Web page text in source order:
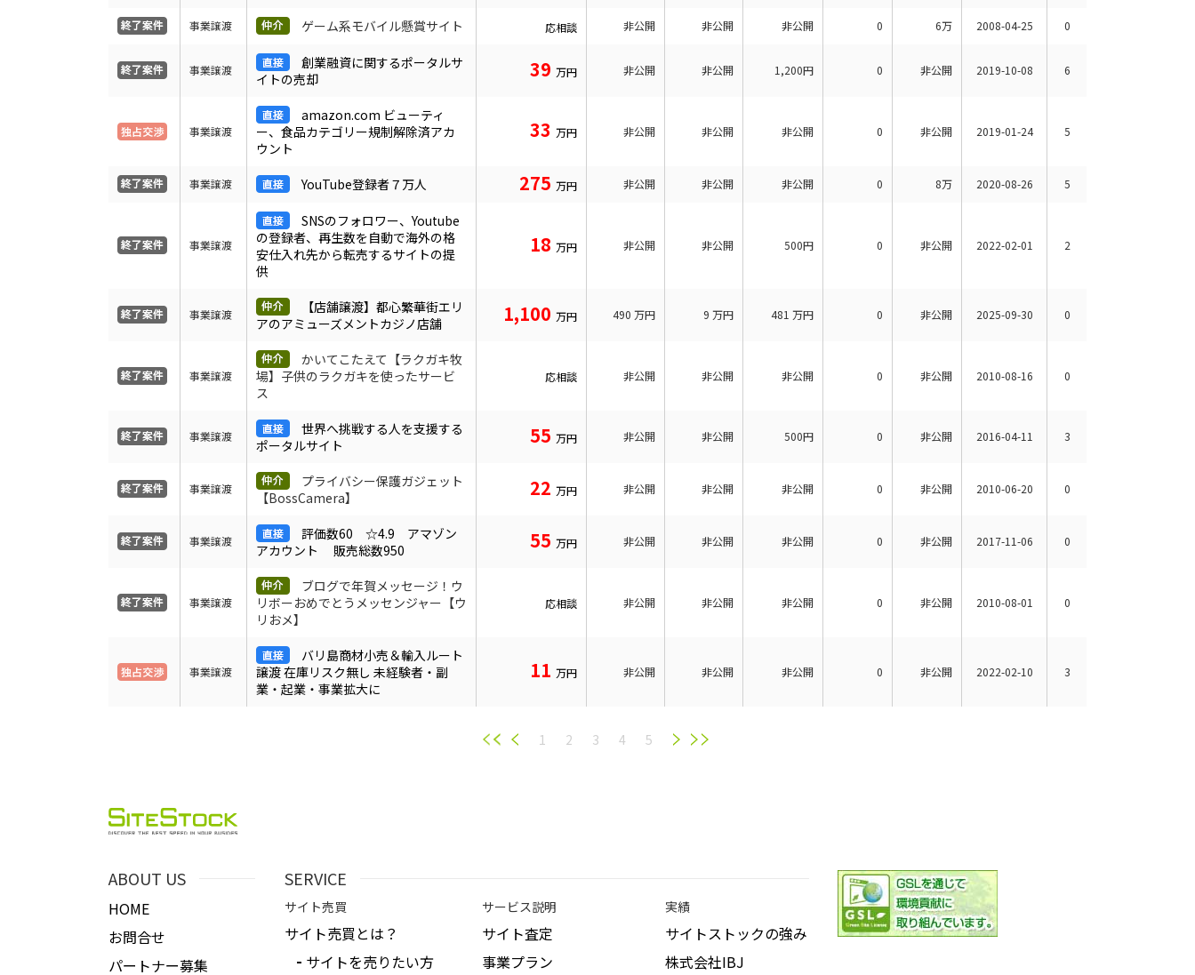
事業譲渡 ゲーム系モバイル懸賞サイト 応相談 非公開 非公開 非公開 0 6万 2008-04-25 0
事業譲渡
創業融資に関するポータルサ
イトの売却
39 万円 非公開 非公開 1,200円 0 非公開 2019-10-08 6
事業譲渡
amazon.com ビューティ
ー、食品カテゴリー規制解除済アカ
ウント
33 万円 非公開 非公開 非公開 0 非公開 2019-01-24 5
事業譲渡 YouTube登録者７万人 275 万円 非公開 非公開 非公開 0 8万 2020-08-26 5
事業譲渡
SNSのフォロワー、Youtube
の登録者、再生数を自動で海外の格
安仕入れ先から転売するサイトの提
供
18 万円 非公開 非公開 500円 0 非公開 2022-02-01 2
事業譲渡
【店舗譲渡】都心繁華街エリ
アのアミューズメントカジノ店舗
1,100 万円 490 万円 9 万円 481 万円 0 非公開 2025-09-30 0
事業譲渡
かいてこたえて【ラクガキ牧
場】子供のラクガキを使ったサービ
ス
応相談 非公開 非公開 非公開 0 非公開 2010-08-16 0
事業譲渡
世界へ挑戦する人を支援する
ポータルサイト
55 万円 非公開 非公開 500円 0 非公開 2016-04-11 3
事業譲渡
プライバシー保護ガジェット
【BossCamera】
22 万円 非公開 非公開 非公開 0 非公開 2010-06-20 0
事業譲渡
評価数60 ☆4.9 アマゾン
アカウント 販売総数950
55 万円 非公開 非公開 非公開 0 非公開 2017-11-06 0
事業譲渡
ブログで年賀メッセージ！ウ
リボーおめでとうメッセンジャー【ウ
リおメ】
応相談 非公開 非公開 非公開 0 非公開 2010-08-01 0
事業譲渡
バリ島商材小売＆輸入ルート
譲渡 在庫リスク無し 未経験者・副
業・起業・事業拡大に
11 万円 非公開 非公開 非公開 0 非公開 2022-02-10 3
1 2 3 4 5
ABOUT US
HOME
お問合せ
パートナー募集
SERVICE
サイト売買
サイト売買とは？
サイトを売りたい方
サービス説明
サイト査定
事業プラン
実績
サイトストックの強み
株式会社IBJ